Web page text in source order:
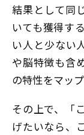
結果として同
いても獲得す
い人と少ない
や脳特徴も含
の特性をマッ
その上で、「
げたいなら、